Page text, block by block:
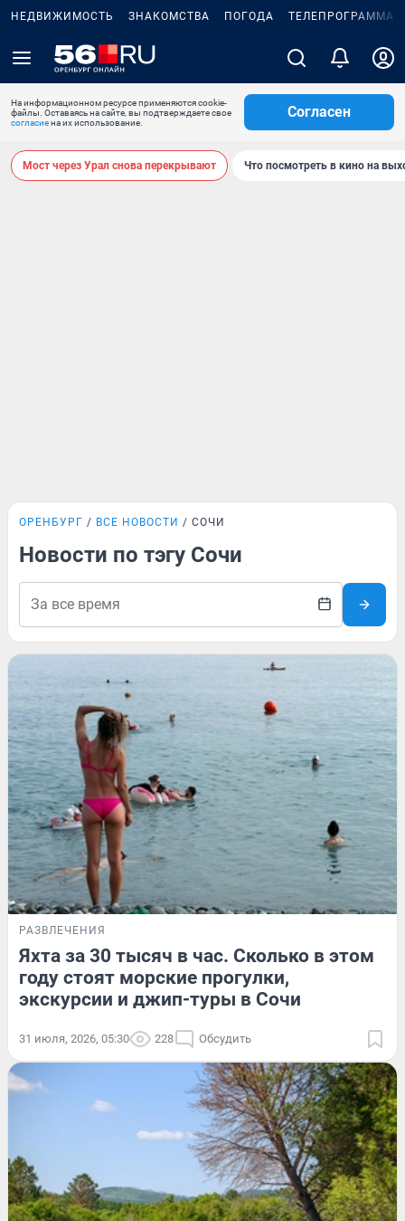
НЕДВИЖИМОСТЬ ЗНАКОМСТВА ПОГОДА ТЕЛЕПРОГРАММА
На информационном ресурсе применяются cookie-
файлы. Оставаясь на сайте, вы подтверждаете свое
согласиена их использование.
Согласен
Мост через Урал снова перекрывают Что посмотреть в кино на
ОРЕНБУРГ ВСЕ НОВОСТИ СОЧИ
Новости по тэгу Сочи
РАЗВЛЕЧЕНИЯ
Яхта за 30 тысяч в час. Сколько в этом
году стоят морские прогулки,
экскурсии и джип-туры в Сочи
31 июля, 2026, 05:30 228 Обсудить